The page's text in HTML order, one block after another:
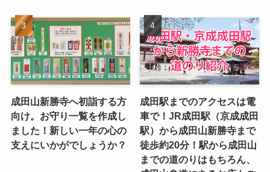
成田山新勝寺へ初詣する方
向け。お守り一覧を作成し
ました！新しい一年の心の
支えにいかがでしょうか？
成田駅までのアクセスは電
車で！JR成田駅（京成成田
駅）から成田山新勝寺まで
徒歩約20分！駅から成田山
までの道のりはもちろん、